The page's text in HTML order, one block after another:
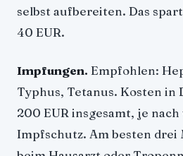
selbst aufbereiten. Das
40 EUR.
Impfungen. Empfohlen:
Typhus, Tetanus. Kosten in
200 EUR insgesamt, je
Impfschutz. Am besten drei